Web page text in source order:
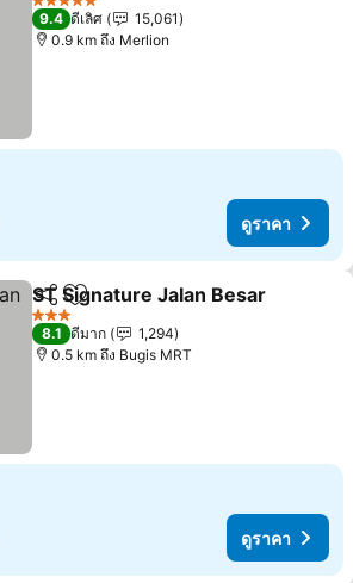
5 ดาว
9.4 ดีเลิศ
15,061
0.9 km ถึง Merlion
ดูราคา
แชร์ เพิ่มในรายการโปรด
ST Signature Jalan Besar
3 ดาว
8.1 ดีมาก
1,294
0.5 km ถึง Bugis MRT
ดูราคา